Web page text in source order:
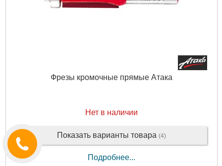
Фрезы кромочные прямые Атака
Нет в наличии
Показать варианты товара (4)
Подробнее...